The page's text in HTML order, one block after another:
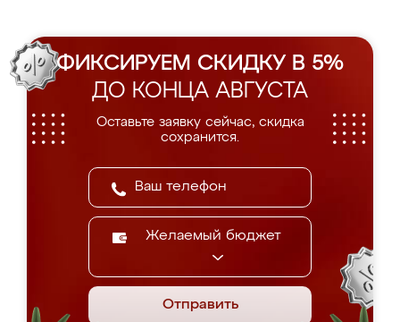
ФИКСИРУЕМ СКИДКУ В 5%
ДО КОНЦА АВГУСТА
Оставьте заявку сейчас, скидка
сохранится.
Желаемый бюджет
Отправить